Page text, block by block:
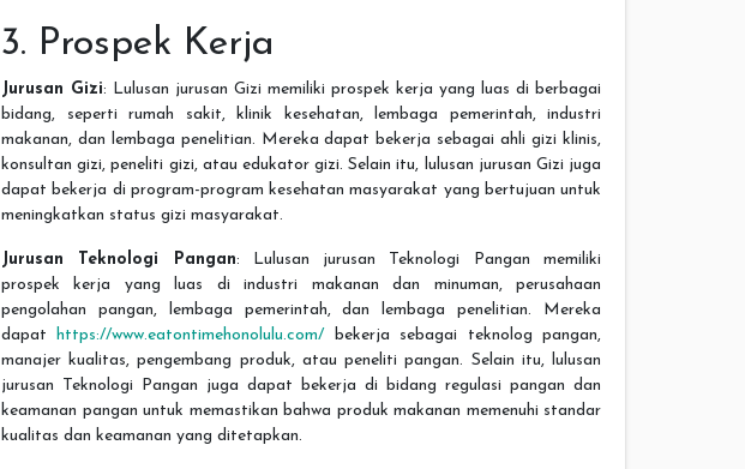
3. Prospek Kerja
Jurusan Gizi: Lulusan jurusan Gizi memiliki prospek kerja yang luas di berbagai
bidang, seperti rumah sakit, klinik kesehatan, lembaga pemerintah, industri
makanan, dan lembaga penelitian. Mereka dapat bekerja sebagai ahli gizi klinis,
konsultan gizi, peneliti gizi, atau edukator gizi. Selain itu, lulusan jurusan Gizi juga
dapat bekerja di program-program kesehatan masyarakat yang bertujuan untuk
meningkatkan status gizi masyarakat.
Jurusan Teknologi Pangan: Lulusan jurusan Teknologi Pangan memiliki
prospek kerja yang luas di industri makanan dan minuman, perusahaan
pengolahan pangan, lembaga pemerintah, dan lembaga penelitian. Mereka
dapat
https://www.eatontimehonolulu.com/bekerja sebagai teknolog pangan,
manajer kualitas, pengembang produk, atau peneliti pangan. Selain itu, lulusan
jurusan Teknologi Pangan juga dapat bekerja di bidang regulasi pangan dan
keamanan pangan untuk memastikan bahwa produk makanan memenuhi standar
kualitas dan keamanan yang ditetapkan.